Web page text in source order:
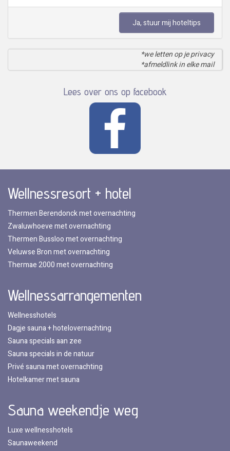
Ja, stuur mij hoteltips
*we letten op je privacy
*afmeldlink in elke mail
Lees over ons op facebook
Wellnessresort + hotel
Thermen Berendonck met overnachting
Zwaluwhoeve met overnachting
Thermen Bussloo met overnachting
Veluwse Bron met overnachting
Thermae 2000 met overnachting
Wellnessarrangementen
Wellnesshotels
Dagje sauna + hotelovernachting
Sauna specials aan zee
Sauna specials in de natuur
Privé sauna met overnachting
Hotelkamer met sauna
Sauna weekendje weg
Luxe wellnesshotels
Saunaweekend